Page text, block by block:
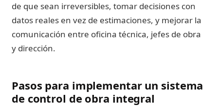
de que sean irreversibles, tomar decisiones con
datos reales en vez de estimaciones, y mejorar la
comunicación entre oficina técnica, jefes de obra
y dirección.
Pasos para implementar un sistema
de control de obra integral